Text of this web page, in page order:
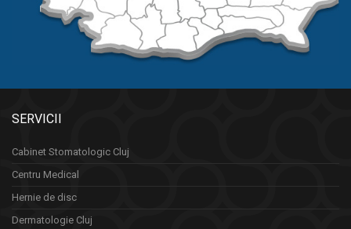
SERVICII
Cabinet Stomatologic Cluj
Centru Medical
Hernie de disc
Dermatologie Cluj